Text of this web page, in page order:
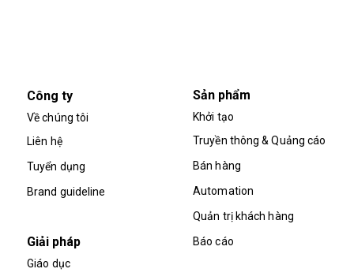
Giải pháp
Giáo dục
Công ty
Về chúng tôi
Liên hệ
Tuyển dụng
Brand guideline
Sản phẩm
Khởi tạo
Truyền thông & Quảng cáo
Bán hàng
Automation
Quản trị khách hàng
Báo cáo